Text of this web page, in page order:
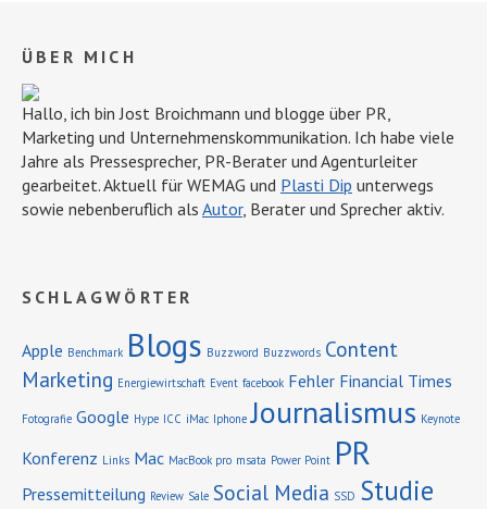
ÜBER MICH
Hallo, ich bin Jost Broichmann und blogge über PR,
Marketing und Unternehmens­kommunikation. Ich habe viele
Jahre als Pressesprecher, PR-Berater und Agenturleiter
gearbeitet. Aktuell für WEMAG und Plasti Dip unterwegs
sowie nebenberuflich als Autor, Berater und Sprecher aktiv.
SCHLAGWÖRTER
Apple Benchmark Blogs Buzzword Buzzwords Content
Marketing Energiewirtschaft Event facebook Fehler Financial Times
Fotografie Google Hype ICC iMac Iphone Journalismus Keynote
Konferenz Links Mac MacBook pro msata Power Point PR
Pressemitteilung Review Sale Social Media SSD Studie